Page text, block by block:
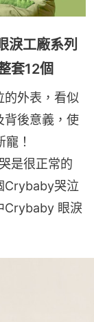
淚工廠系列
套12個
外表，看似
背後意義，使
！
是很正常的
Crybaby哭泣
Crybaby 眼淚